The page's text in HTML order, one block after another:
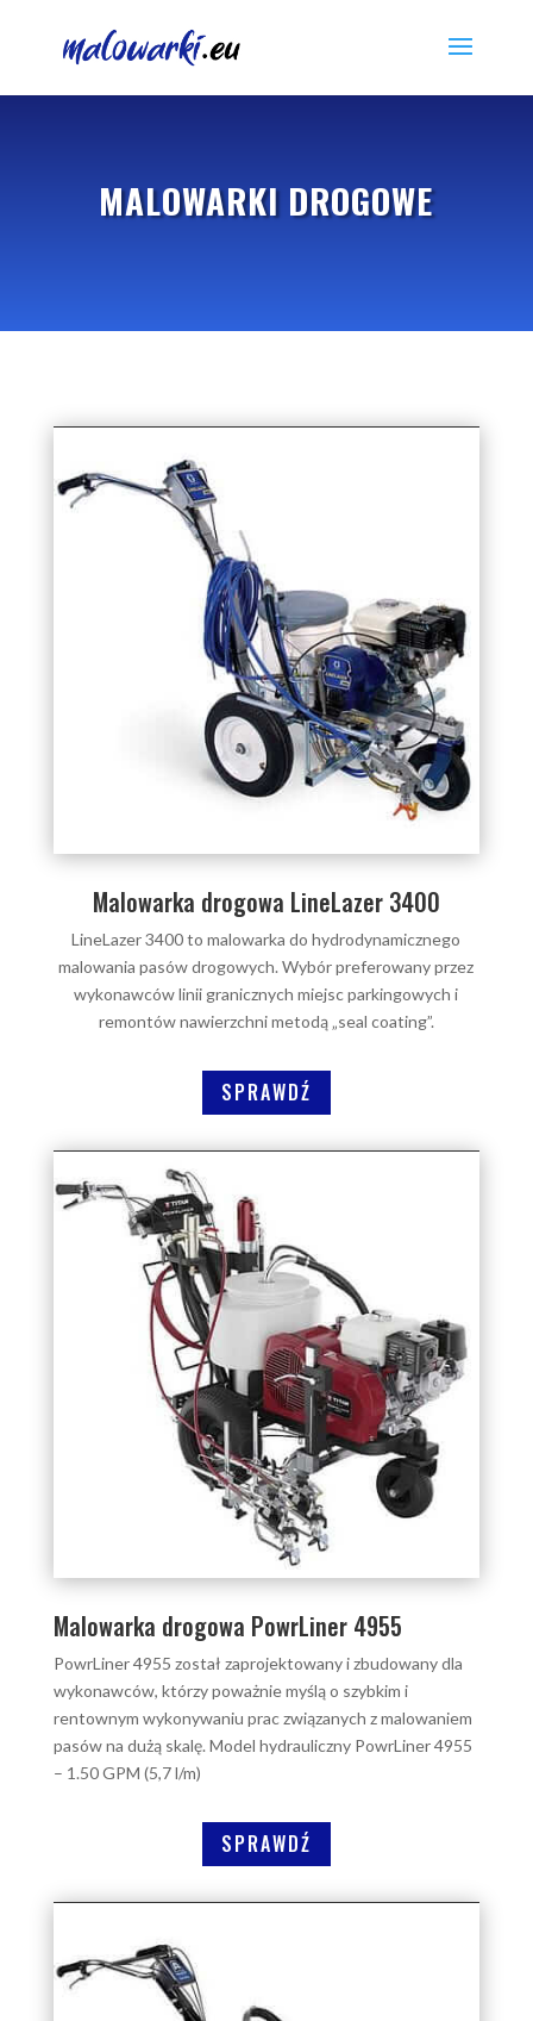
MALOWARKI DROGOWE
Malowarka drogowa LineLazer 3400
LineLazer 3400 to malowarka do hydrodynamicznego
malowania pasów drogowych. Wybór preferowany przez
wykonawców linii granicznych miejsc parkingowych i
remontów nawierzchni metodą „seal coating”.
SPRAWDŹ
Malowarka drogowa PowrLiner 4955
PowrLiner 4955 został zaprojektowany i zbudowany dla
wykonawców, którzy poważnie myślą o szybkim i
rentownym wykonywaniu prac związanych z malowaniem
pasów na dużą skalę. Model hydrauliczny PowrLiner 4955
– 1.50 GPM (5,7 l/m)
SPRAWDŹ